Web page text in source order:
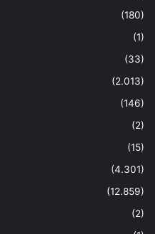
(180)
(1)
(33)
(2.013)
(146)
(2)
(15)
(4.301)
(12.859)
(2)